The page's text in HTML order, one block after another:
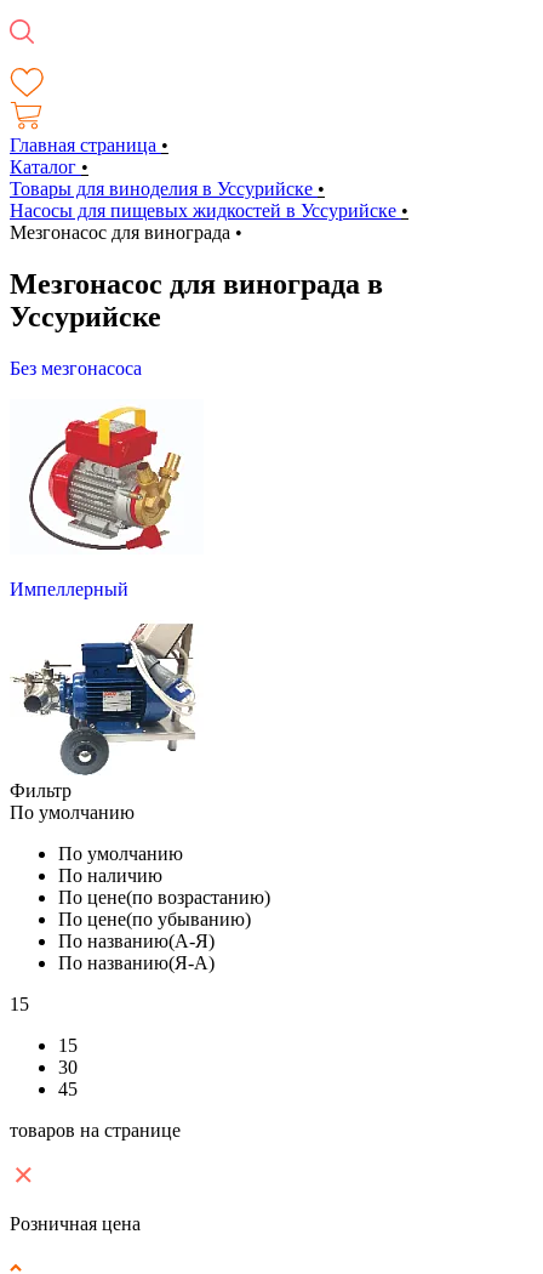
Главная страница •
Каталог •
Товары для виноделия в Уссурийске •
Насосы для пищевых жидкостей в Уссурийске •
Мезгонасос для винограда •
Мезгонасос для винограда в
Уссурийске
Без мезгонасоса
Импеллерный
Фильтр
По умолчанию
По умолчанию
По наличию
По цене(по возрастанию)
По цене(по убыванию)
По названию(А-Я)
По названию(Я-А)
15
15
30
45
товаров на странице
Розничная цена